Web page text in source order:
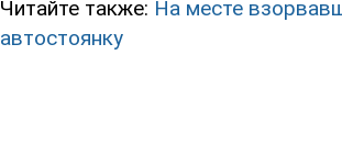
Читайте также: На месте
автостоянку